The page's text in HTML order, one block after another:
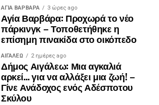
ΑΓΙΑ ΒΑΡΒΑΡΑ 3 ώρες ago
Αγία Βαρβάρα: Προχωρά το νέο
πάρκινγκ – Τοποθετήθηκε η
επίσημη πινακίδα στο οικόπεδο
ΑΙΓΑΛΕΩ 2 ημέρες ago
Δήμος Αιγάλεω: Μια αγκαλιά
αρκεί… για να αλλάξει μια ζωή! –
Γίνε Ανάδοχος ενός Αδέσποτου
Σκύλου